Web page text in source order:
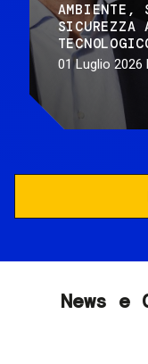
AMBIENTE
SICUREZZA
01 Luglio 2026
News e